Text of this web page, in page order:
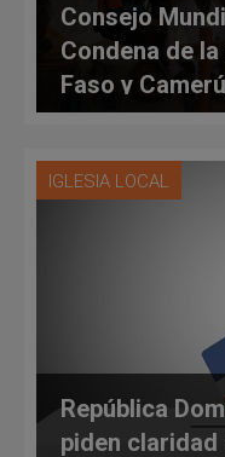
Consejo
Condena de
Faso y
IGLESIA LOCAL
República
piden claridad